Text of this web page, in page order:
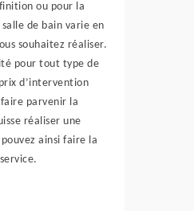
ou pour la
de bain varie en
souhaitez réaliser.
pour tout type de
d’intervention
parvenir la
réaliser une
ainsi faire la